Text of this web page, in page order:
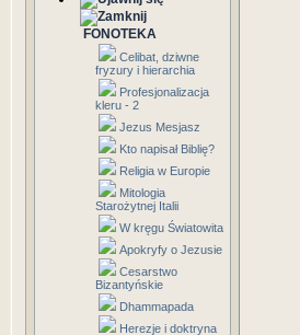
FONOTEKA
Celibat, dziwne
fryzury i hierarchia
Profesjonalizacja
kleru - 2
Jezus Mesjasz
Kto napisał Biblię?
Religia w Europie
Mitologia
Starożytnej Italii
W kręgu Światowita
Apokryfy o Jezusie
Cesarstwo
Bizantyńskie
Dhammapada
Herezje i doktryna